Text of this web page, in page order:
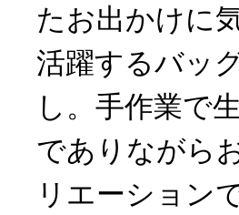
たお出かけに
活躍するバッ
し。手作業で
でありながら
リエーション